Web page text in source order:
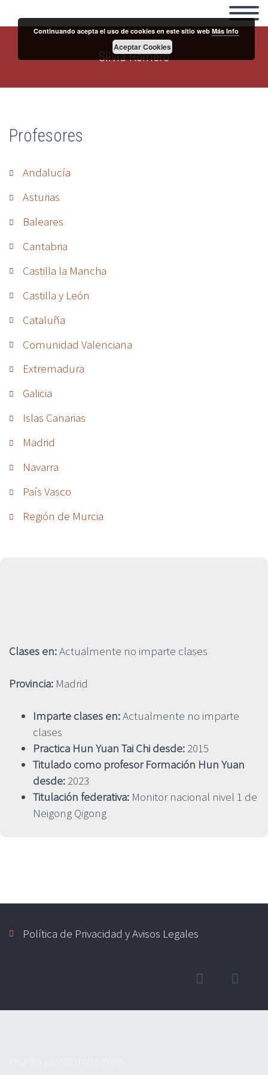
Silvia Romero
Profesores
Andalucía
Asturias
Baleares
Cantabria
Castilla la Mancha
Castilla y León
Cataluña
Comunidad Valenciana
Extremadura
Galicia
Islas Canarias
Madrid
Navarra
País Vasco
Región de Murcia
Clases en:Actualmente no imparte clases
Provincia: Madrid
Imparte clases en:Actualmente no imparte
clases
Practica Hun Yuan Tai Chi desde: 2015
Titulado como profesor Formación Hun Yuan
desde: 2023
Titulación federativa: Monitor nacional nivel 1 de
Neigong Qigong
Política de Privacidad y Avisos Legales
Continuando acepta el uso de cookies en este sitio webMás Info
Aceptar Cookies